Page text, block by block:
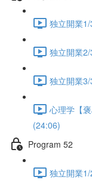
独立開業
独立開業
独立開業
心理学【
(24:06)
Program 52
独立開業